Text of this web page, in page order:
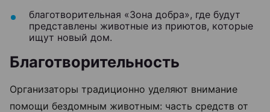
благотворительная «Зона добра», где будут
представлены животные из приютов, которые
ищут новый дом.
Благотворительность
Организаторы традиционно уделяют внимание
помощи бездомным животным: часть средств от